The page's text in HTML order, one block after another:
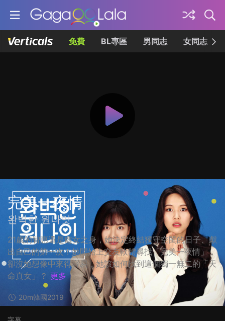
免費 BL專區 男同志 女同志
完美一夜情
완벽한 원나잇
21歲的智惠還是處女之身，她決定終結獨守空閨的日子、獻
出自己的第一次！她開始上交友軟體尋找「完美一夜情」，
卻沒她想像中來得容易，她該如何找到這個獨一無二的「天
命真女」？ 更多
20m韓國2019